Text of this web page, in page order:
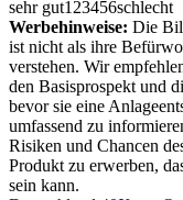
sehr gut1 23456schlecht
Werbehinweise: Die
ist nicht als ihre
verstehen. Wir
den Basisprospekt und
bevor sie eine
umfassend zu
Risiken und Chancen
Produkt zu erwerben,
sein kann.